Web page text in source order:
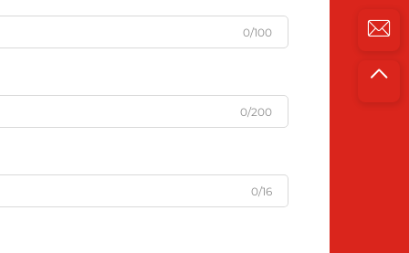
0/100
0/200
0/16